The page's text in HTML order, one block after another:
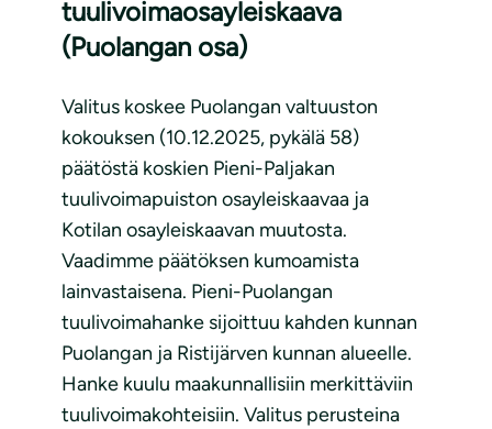
tuulivoimaosayleiskaava
(Puolangan osa)
Valitus koskee Puolangan valtuuston
kokouksen (10.12.2025, pykälä 58)
päätöstä koskien Pieni-Paljakan
tuulivoimapuiston osayleiskaavaa ja
Kotilan osayleiskaavan muutosta.
Vaadimme päätöksen kumoamista
lainvastaisena. Pieni-Puolangan
tuulivoimahanke sijoittuu kahden kunnan
Puolangan ja Ristijärven kunnan alueelle.
Hanke kuulu maakunnallisiin merkittäviin
tuulivoimakohteisiin. Valitus perusteina